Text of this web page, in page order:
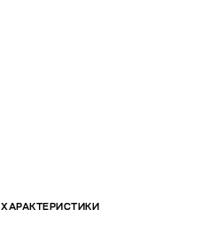
ХАРАКТЕРИСТИКИ